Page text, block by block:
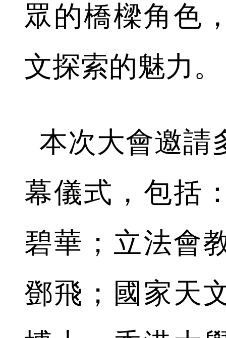
眾的橋樑角色
文探索的魅力。
本次大會邀請
幕儀式，包括
碧華；立法會
鄧飛；國家天